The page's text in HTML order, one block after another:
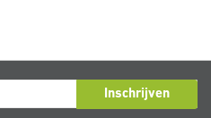
Inschrijven